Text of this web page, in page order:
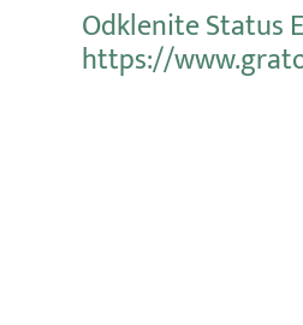
Odklenite Status
https://